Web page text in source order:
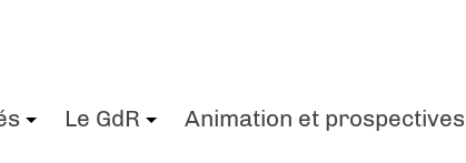
Le GdR Animation et prospectives